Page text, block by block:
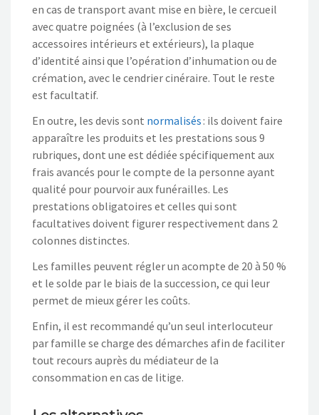
en cas de transport avant mise en bière, le cercueil
avec quatre poignées (à l’exclusion de ses
accessoires intérieurs et extérieurs), la plaque
d’identité ainsi que l’opération d’inhumation ou de
crémation, avec le cendrier cinéraire. Tout le reste
est facultatif.
En outre, les devis sont normalisés : ils doivent faire
apparaître les produits et les prestations sous 9
rubriques, dont une est dédiée spécifiquement aux
frais avancés pour le compte de la personne ayant
qualité pour pourvoir aux funérailles. Les
prestations obligatoires et celles qui sont
facultatives doivent figurer respectivement dans 2
colonnes distinctes.
Les familles peuvent régler un acompte de 20 à 50 %
et le solde par le biais de la succession, ce qui leur
permet de mieux gérer les coûts.
Enfin, il est recommandé qu’un seul interlocuteur
par famille se charge des démarches afin de faciliter
tout recours auprès du médiateur de la
consommation en cas de litige.